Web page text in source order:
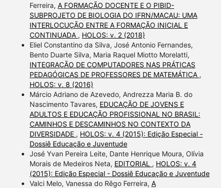
Ferreira, A FORMAÇÃO DOCENTE E O PIBID-
SUBPROJETO DE BIOLOGIA DO IFRN/MACAU: UMA
INTERLOCUÇÃO ENTRE A FORMAÇÃO INICIAL E
CONTINUADA , HOLOS: v. 2 (2018)
Eliel Constantino da Silva, José Antonio Fernandes,
Bento Duarte Silva, Maria Raquel Miotto Morelatti,
INTEGRAÇÃO DE COMPUTADORES NAS PRÁTICAS
PEDAGÓGICAS DE PROFESSORES DE MATEMÁTICA ,
HOLOS: v. 8 (2016)
Márcio Adriano de Azevedo, Andrezza Maria B. do
Nascimento Tavares, EDUCAÇÃO DE JOVENS E
ADULTOS E EDUCAÇÃO PROFISSIONAL NO BRASIL:
CAMINHOS E DESCAMINHOS NO CONTEXTO DA
DIVERSIDADE , HOLOS: v. 4 (2015): Edição Especial -
Dossiê Educação e Juventude
José Yvan Pereira Leite, Dante Henrique Moura, Olívia
Morais de Medeiros Neta, EDITORIAL , HOLOS: v. 4
(2015): Edição Especial - Dossiê Educação e Juventude
Valci Melo, Vanessa do Rêgo Ferreira, A